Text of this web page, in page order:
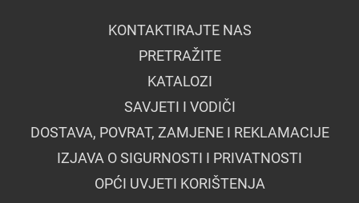
KONTAKTIRAJTE NAS
PRETRAŽITE
KATALOZI
SAVJETI I VODIČI
DOSTAVA, POVRAT, ZAMJENE I REKLAMACIJE
IZJAVA O SIGURNOSTI I PRIVATNOSTI
OPĆI UVJETI KORIŠTENJA